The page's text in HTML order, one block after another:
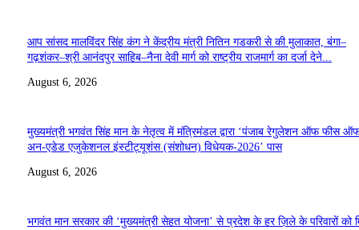
आप सांसद मालविंदर सिंह कंग ने केंद्रीय मंत्री नितिन गडकरी से की मुलाकात, बंगा–
गढ़शंकर–श्री आनंदपुर साहिब–नैना देवी मार्ग को राष्ट्रीय राजमार्ग का दर्जा देने...
August 6, 2026
मुख्यमंत्री भगवंत सिंह मान के नेतृत्व में मंत्रिमंडल द्वारा ‘पंजाब रेगुलेशन ऑफ फीस
अन-एडेड एजुकेशनल इंस्टीट्यूशंस (संशोधन) विधेयक-2026’ पास
August 6, 2026
भगवंत मान सरकार की ‘मुख्यमंत्री सेहत योजना’ से प्रदेश के हर ज़िले के परिवारों को